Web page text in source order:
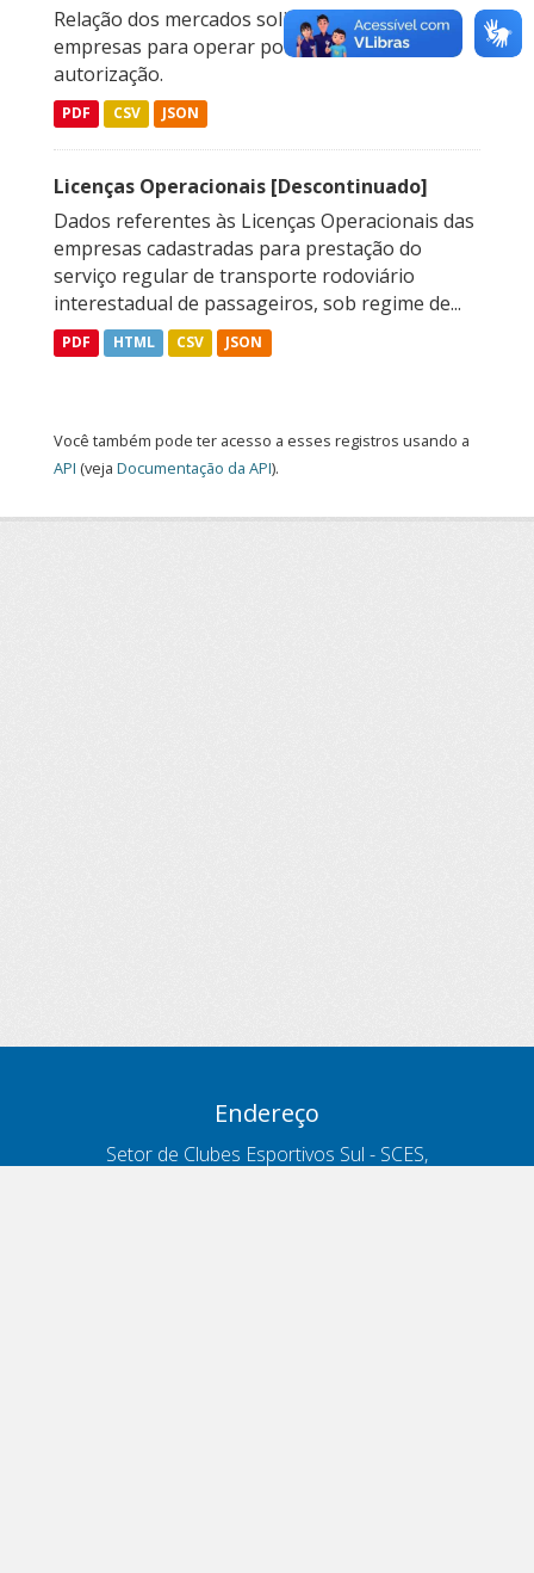
Relação dos mercados solicitados pelas
empresas para operar por meio de
autorização.
PDF CSV JSON
Licenças Operacionais [Descontinuado]
Dados referentes às Licenças Operacionais das
empresas cadastradas para prestação do
serviço regular de transporte rodoviário
interestadual de passageiros, sob regime de...
PDF HTML CSV JSON
Você também pode ter acesso a esses registros usando a
API (veja Documentação da API).
Endereço
Setor de Clubes Esportivos Sul - SCES,